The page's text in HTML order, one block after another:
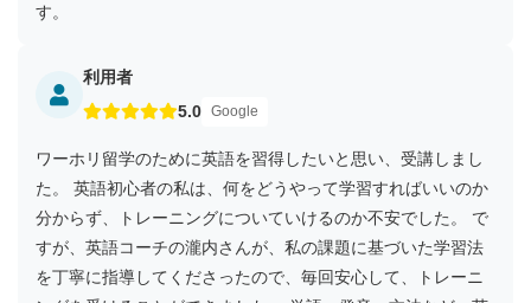
す。
利用者
5.0 Google
ワーホリ留学のために英語を習得したいと思い、受講しまし
た。 英語初心者の私は、何をどうやって学習すればいいのか
分からず、トレーニングについていけるのか不安でした。 で
すが、英語コーチの瀧内さんが、私の課題に基づいた学習法
を丁寧に指導してくださったので、毎回安心して、トレーニ